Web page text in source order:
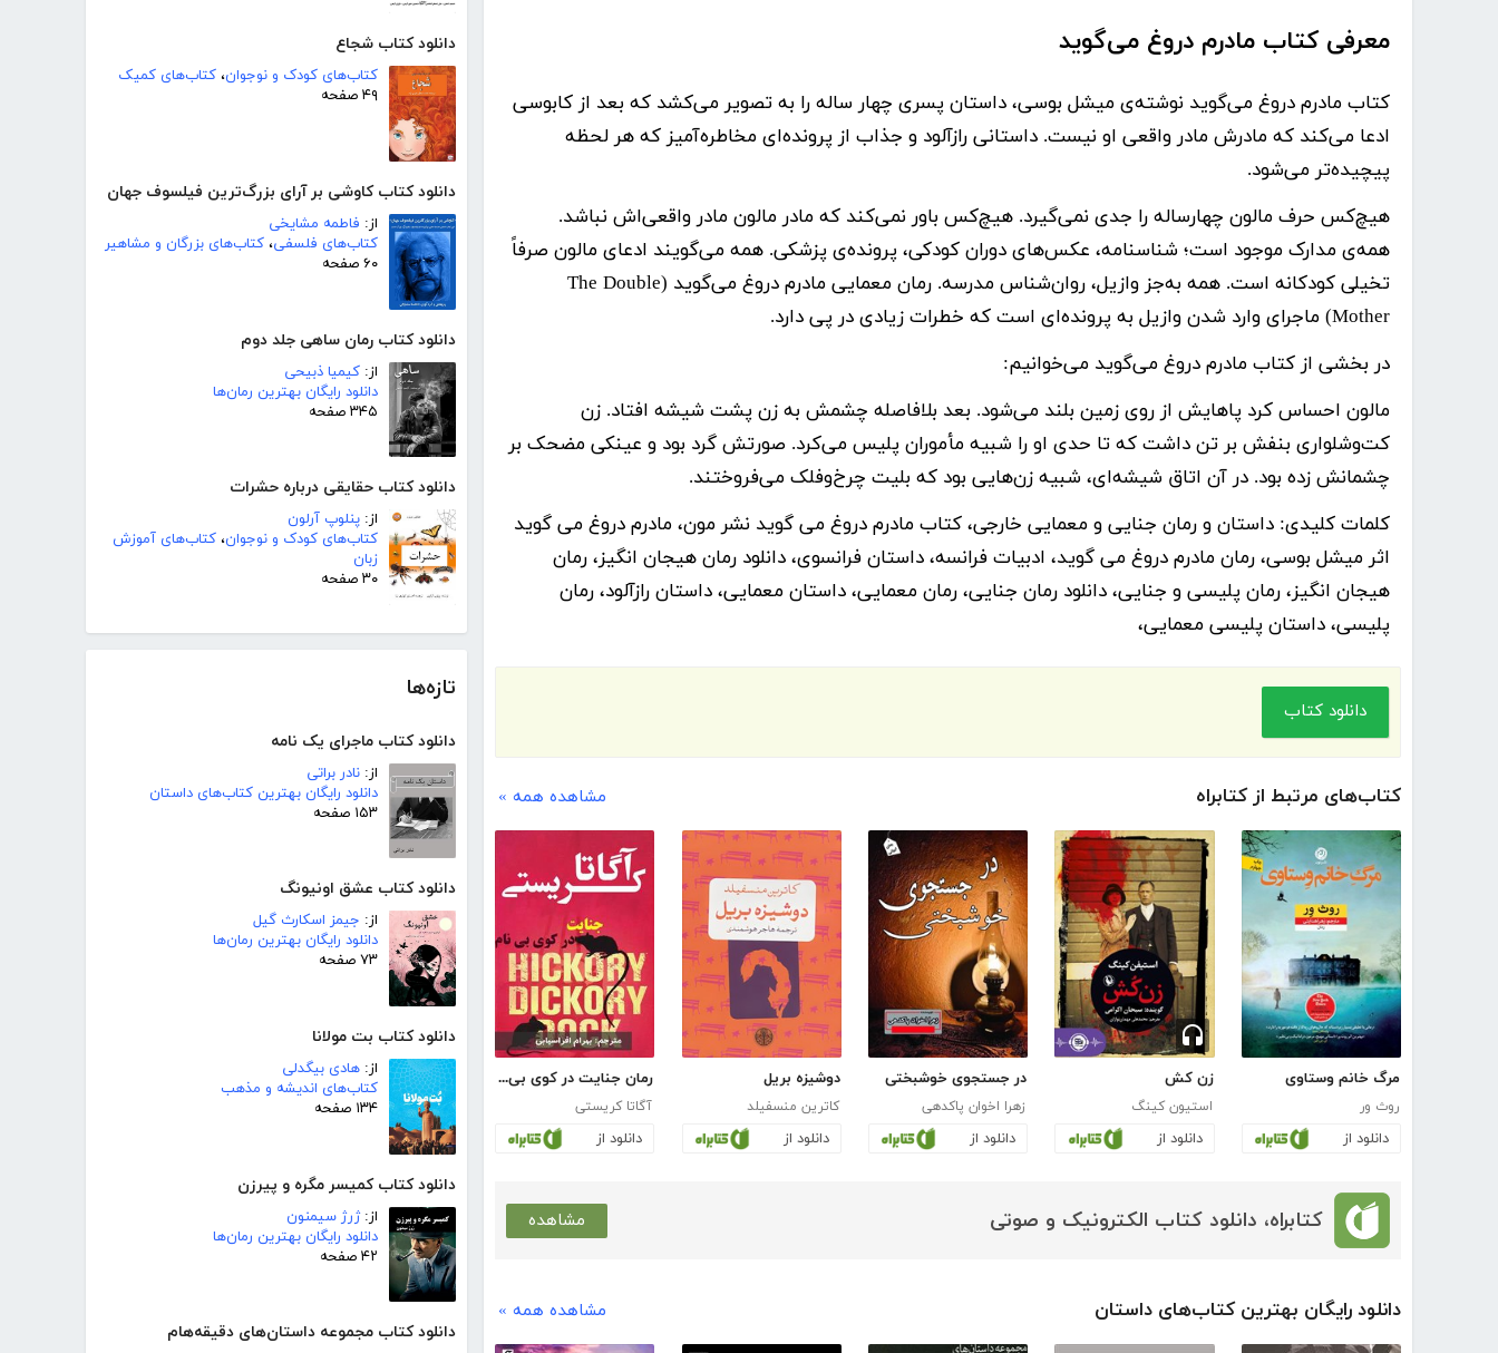
دانلود کتاب شجاع
کتاب‌های کودک و نوجوان، کتاب‌های کمیک
۴۹ صفحه
دانلود کتاب کاوشی بر آرای بزرگ‌ترین فیلسوف جهان
از: فاطمه مشایخی
کتاب‌های فلسفی، کتاب‌های بزرگان و مشاهیر
۶۰ صفحه
دانلود کتاب رمان ساهی جلد دوم
از: کیمیا ذبیحی
دانلود رایگان بهترین رمان‌ها
۳۴۵ صفحه
دانلود کتاب حقایقی درباره حشرات
از: پنلوپ آرلون
کتاب‌های کودک و نوجوان، کتاب‌های آموزش
زبان
۳۰ صفحه
تازه‌ها
دانلود کتاب ماجرای یک نامه
از: نادر براتی
دانلود رایگان بهترین کتاب‌های داستان
۱۵۳ صفحه
دانلود کتاب عشق اونیونگ
از: جیمز اسکارث گیل
دانلود رایگان بهترین رمان‌ها
۷۳ صفحه
دانلود کتاب بت مولانا
از: هادی بیگدلی
کتاب‌های اندیشه و مذهب
۱۳۴ صفحه
دانلود کتاب کمیسر مگره و پیرزن
از:ژرژ سیمنون
دانلود رایگان بهترین رمان‌ها
۴۲ صفحه
دانلود کتاب مجموعه داستان‌های دقیقه‌هام
معرفی کتاب مادرم دروغ می‌گوید
کتاب مادرم دروغ می‌گوید نوشته‌ی میشل بوسی، داستان پسری چهار ساله را به تصویر می‌کشد که بعد از کابوسی
ادعا می‌کند که مادرش مادر واقعی او نیست. داستانی رازآلود و جذاب از پرونده‌ای مخاطره‌آمیز که هر لحظه
پیچیده‌تر می‌شود.
هیچ‌کس حرف مالون چهارساله را جدی نمی‌گیرد. هیچ‌کس باور نمی‌کند که مادر مالون مادر واقعی‌اش نباشد.
همه‌ی مدارک موجود است؛ شناسنامه، عکس‌های دوران کودکی، پرونده‌ی پزشکی. همه می‌گویند ادعای مالون صرفاً
تخیلی کودکانه است. همه به‌جز وازیل، روان‌شناس مدرسه. رمان معمایی مادرم دروغ می‌گوید (The Double
Mother) ماجرای وارد شدن وازیل به پرونده‌ای است که خطرات زیادی در پی دارد.
در بخشی از کتاب مادرم دروغ می‌گوید می‌خوانیم:
مالون احساس کرد پاهایش از روی زمین بلند می‌شود. بعد بلافاصله چشمش به زن پشت شیشه افتاد. زن
کت‌وشلواری بنفش بر تن داشت که تا حدی او را شبیه مأموران پلیس می‌کرد. صورتش گرد بود و عینکی مضحک بر
چشمانش زده بود. در آن اتاق شیشه‌ای، شبیه زن‌هایی بود که بلیت چرخ‌وفلک می‌فروختند.
کلمات کلیدی: داستان و رمان جنایی و معمایی خارجی، کتاب مادرم دروغ می گوید نشر مون، مادرم دروغ می گوید
اثر میشل بوسی، رمان مادرم دروغ می گوید، ادبیات فرانسه، داستان فرانسوی، دانلود رمان هیجان انگیز، رمان
هیجان انگیز، رمان پلیسی و جنایی، دانلود رمان جنایی، رمان معمایی، داستان معمایی، داستان رازآلود، رمان
پلیسی، داستان پلیسی معمایی،
دانلود کتاب
کتاب‌های مرتبط از کتابراه مشاهده همه »
مرگ خانم وستاوی
روث ور
دانلود از
زن کش
استیون کینگ
دانلود از
در جستجوی خوشبختی
زهرا اخوان پاکدهی
دانلود از
دوشیزه بریل
کاترین منسفیلد
دانلود از
رمان جنایت در کوی بی نام
آگاتا کریستی
دانلود از
کتابراه، دانلود کتاب الکترونیک و صوتی مشاهده
دانلود رایگان بهترین کتاب‌های داستان مشاهده همه »